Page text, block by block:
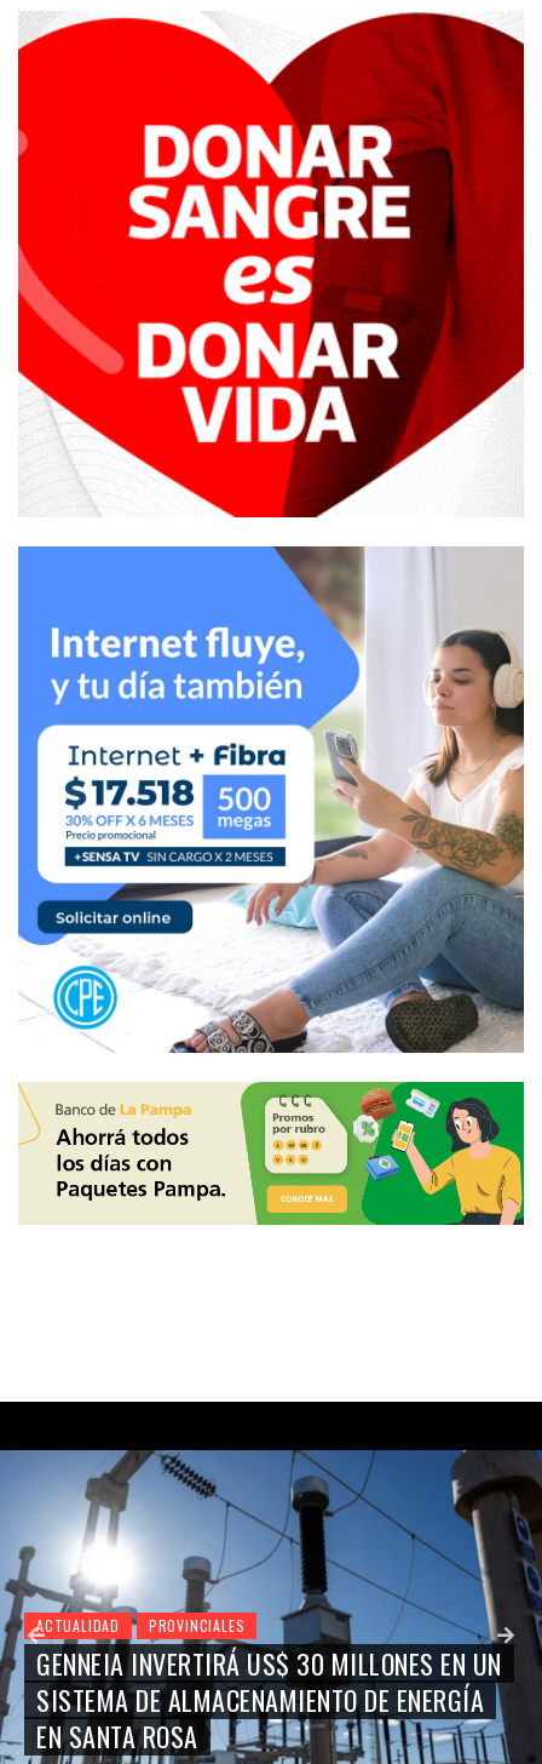
ACTUALIDAD PROVINCIALES
GENNEIA INVERTIRÁ US$ 30 MILLONES EN UN
SISTEMA DE ALMACENAMIENTO DE ENERGÍA
EN SANTA ROSA